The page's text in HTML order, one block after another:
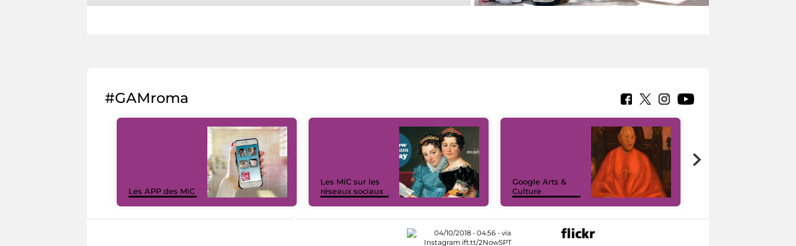
#GAMroma
Les APP des MiC
Les MiC sur les
réseaux sociaux
Google Arts &
Culture